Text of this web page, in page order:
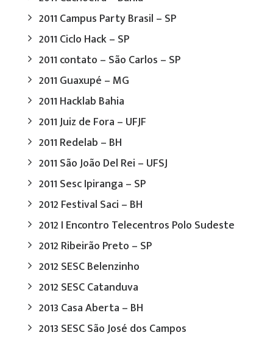
2011 Campus Party Brasil – SP
2011 Ciclo Hack – SP
2011 contato – São Carlos – SP
2011 Guaxupé – MG
2011 Hacklab Bahia
2011 Juiz de Fora – UFJF
2011 Redelab – BH
2011 São João Del Rei – UFSJ
2011 Sesc Ipiranga – SP
2012 Festival Saci – BH
2012 I Encontro Telecentros Polo Sudeste
2012 Ribeirão Preto – SP
2012 SESC Belenzinho
2012 SESC Catanduva
2013 Casa Aberta – BH
2013 SESC São José dos Campos